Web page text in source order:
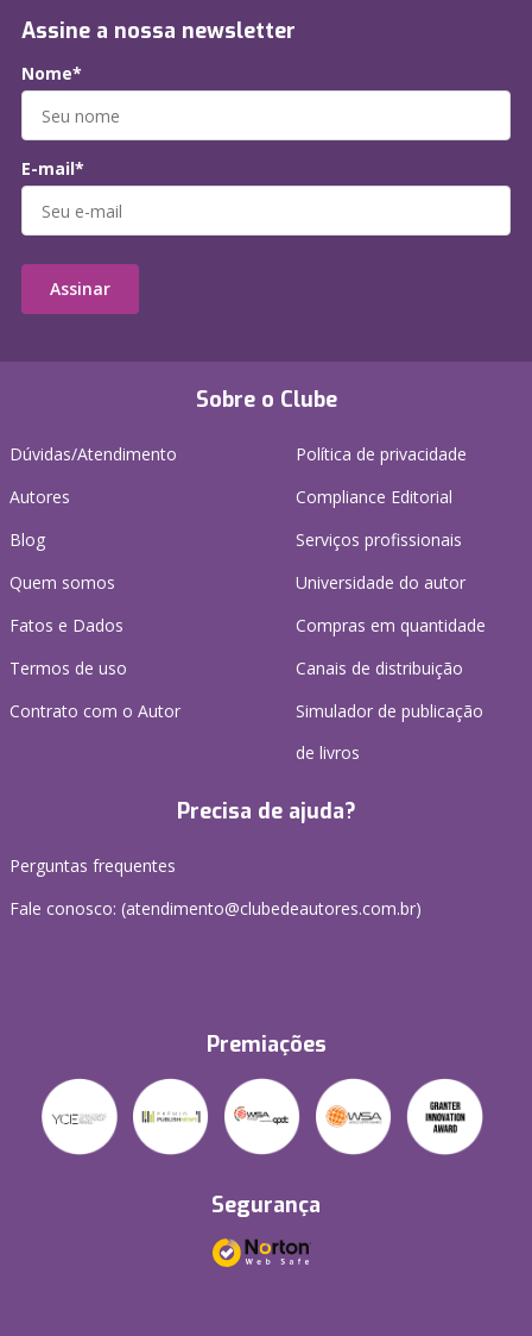
Sobre o Clube
Dúvidas/Atendimento
Autores
Blog
Quem somos
Fatos e Dados
Termos de uso
Contrato com o Autor
Política de privacidade
Compliance Editorial
Serviços profissionais
Universidade do autor
Compras em quantidade
Canais de distribuição
Simulador de publicação
de livros
Precisa de ajuda?
Perguntas frequentes
Fale conosco: (atendimento@clubedeautores.com.br)
Premiações
Segurança
Assine a nossa newsletter
Nome*
E-mail*
Assinar